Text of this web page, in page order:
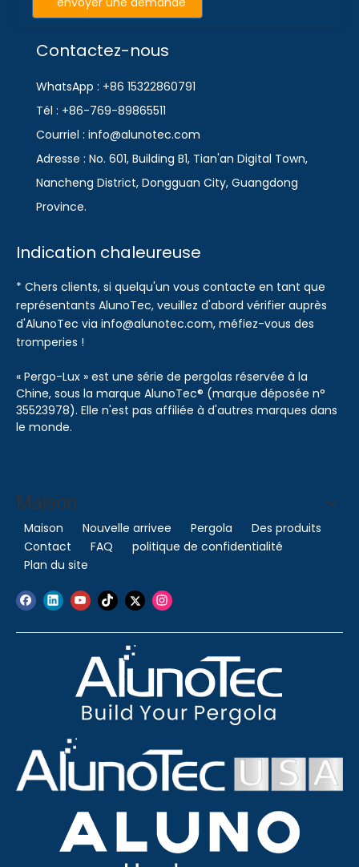
Contactez-nous
WhatsApp : +86 15322860791
Tél : +86-769-89865511
Courriel : info@alunotec.com
Adresse : No. 601, Building B1, Tian'an Digital Town,
Nancheng District, Dongguan City, Guangdong
Province.
Indication chaleureuse
* Chers clients, si quelqu'un vous contacte en tant que
représentants AlunoTec, veuillez d'abord vérifier auprès
d'AlunoTec via info@alunotec.com, méfiez-vous des
tromperies !
« Pergo-Lux » est une série de pergolas réservée à la
Chine, sous la marque AlunoTec® (marque déposée n°
35523978). Elle n'est pas affiliée à d'autres marques dans
le monde.
Maison
Maison Nouvelle arrivee Pergola
Des produits
Contact
FAQ
politique de confidentialité
Plan du site